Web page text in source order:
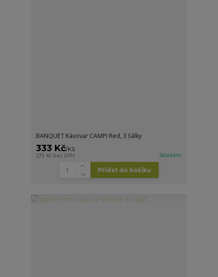
BANQUET Kávovar CAMPI Red, 3 šálky
333 Kč/KS
275 Kč bez DPH Skladem
Přidat do košíku